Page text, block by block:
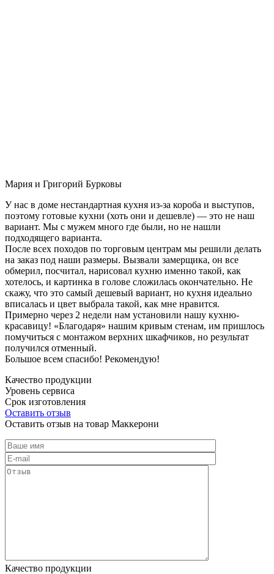
Мария и Григорий Бурковы
У нас в доме нестандартная кухня из-за короба и выступов,
поэтому готовые кухни (хоть они и дешевле) — это не наш
вариант. Мы с мужем много где были, но не нашли
подходящего варианта.
После всех походов по торговым центрам мы решили делать
на заказ под наши размеры. Вызвали замерщика, он все
обмерил, посчитал, нарисовал кухню именно такой, как
хотелось, и картинка в голове сложилась окончательно. Не
скажу, что это самый дешевый вариант, но кухня идеально
вписалась и цвет выбрала такой, как мне нравится.
Примерно через 2 недели нам установили нашу кухню-
красавицу! «Благодаря» нашим кривым стенам, им пришлось
помучиться с монтажом верхних шкафчиков, но результат
получился отменный.
Большое всем спасибо! Рекомендую!
Качество продукции
Уровень сервиса
Срок изготовления
Оставить отзыв
Оставить отзыв на товар Маккерони
Качество продукции